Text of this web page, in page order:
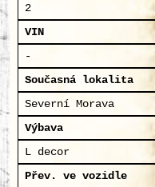
2
VIN
-
Současná lokalita
Severní Morava
Výbava
L decor
Přev. ve vozidle